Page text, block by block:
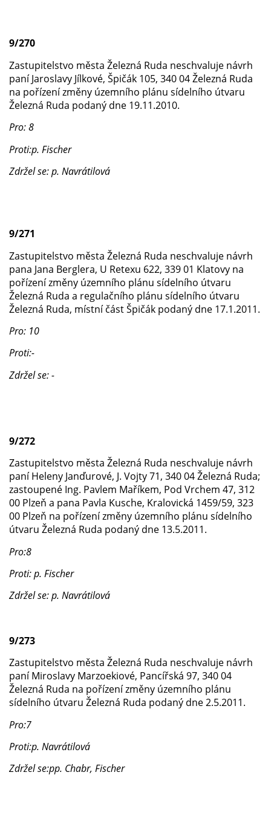
9/270
Zastupitelstvo města Železná Ruda neschvaluje návrh
paní Jaroslavy Jílkové, Špičák 105, 340 04 Železná Ruda
na pořízení změny územního plánu sídelního útvaru
Železná Ruda podaný dne 19.11.2010.
Pro: 8
Proti:p. Fischer
Zdržel se: p. Navrátilová
9/271
Zastupitelstvo města Železná Ruda neschvaluje návrh
pana Jana Berglera, U Retexu 622, 339 01 Klatovy na
pořízení změny územního plánu sídelního útvaru
Železná Ruda a regulačního plánu sídelního útvaru
Železná Ruda, místní část Špičák podaný dne 17.1.2011.
Pro: 10
Proti:-
Zdržel se: -
9/272
Zastupitelstvo města Železná Ruda neschvaluje návrh
paní Heleny Janďurové, J. Vojty 71, 340 04 Železná Ruda;
zastoupené Ing. Pavlem Maříkem, Pod Vrchem 47, 312
00 Plzeň a pana Pavla Kusche, Kralovická 1459/59, 323
00 Plzeň na pořízení změny územního plánu sídelního
útvaru Železná Ruda podaný dne 13.5.2011.
Pro:8
Proti: p. Fischer
Zdržel se: p. Navrátilová
9/273
Zastupitelstvo města Železná Ruda neschvaluje návrh
paní Miroslavy Marzoekiové, Pancířská 97, 340 04
Železná Ruda na pořízení změny územního plánu
sídelního útvaru Železná Ruda podaný dne 2.5.2011.
Pro:7
Proti:p. Navrátilová
Zdržel se:pp. Chabr, Fischer